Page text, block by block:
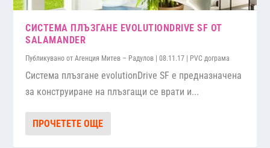
СИСТЕМА ПЛЪЗГАНЕ EVOLUTIONDRIVE SF ОТ
SALAMANDER
Публикувано отАгенция Митев – Радулов |08.11.17 | PVC дограма
Система плъзгане evolutionDrive SF е предназначена
за конструиране на плъзгащи се врати и...
ПРОЧЕТЕТЕ ОЩЕ